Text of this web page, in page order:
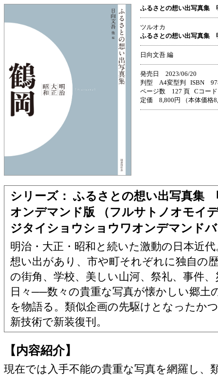
ふるさとの想い出写真集
ツルオカ
ふるさとの想い出写真
日向文吾 編
発売日 2023/06/20
判型 A4変型判 ISBN
ページ数 127 頁 Cコー
定価 8,800円 （本体価格
シリーズ： ふるさとの想い出写真
オンデマンド版 （フルサトノオモイ
ジタイショウショウワオンデマンド
明治・大正・昭和と続いた激動の日本近
想い出があり、市や町それぞれに独自の
の街角、学校、美しい山河、祭礼、事件
日々──数々の貴重な写真が懐かしい郷土
を物語る。類似企画の先駆けとなったか
新技術で新装復刊。
【内容紹介】
現在では入手不能の貴重な写真を網羅し、